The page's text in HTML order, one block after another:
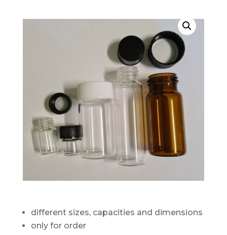
different sizes, capacities and dimensions
only for order